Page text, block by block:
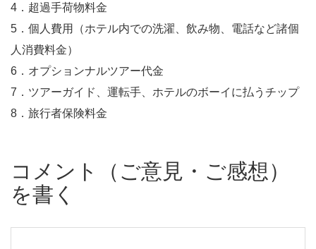
4．超過手荷物料金
5．個人費用（ホテル内での洗濯、飲み物、電話など諸個
人消費料金）
6．オプションナルツアー代金
7．ツアーガイド、運転手、ホテルのボーイに払うチップ
8．旅行者保険料金
コメント（ご意見・ご感想）
を書く